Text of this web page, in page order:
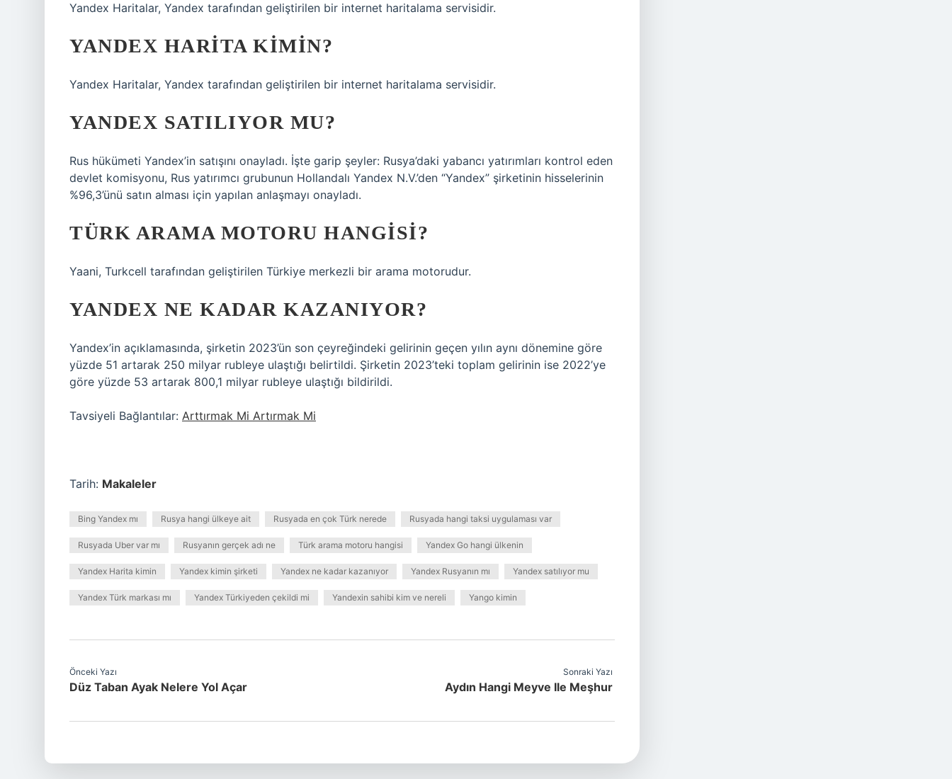
Yandex Haritalar, Yandex tarafından geliştirilen bir internet haritalama servisidir.
YANDEX HARITA KIMIN?
Yandex Haritalar, Yandex tarafından geliştirilen bir internet haritalama servisidir.
YANDEX SATILIYOR MU?
Rus hükümeti Yandex’in satışını onayladı. İşte garip şeyler: Rusya’daki yabancı yatırımları kontrol eden
devlet komisyonu, Rus yatırımcı grubunun Hollandalı Yandex N.V.’den “Yandex” şirketinin hisselerinin
%96,3’ünü satın alması için yapılan anlaşmayı onayladı.
TÜRK ARAMA MOTORU HANGISI?
Yaani, Turkcell tarafından geliştirilen Türkiye merkezli bir arama motorudur.
YANDEX NE KADAR KAZANIYOR?
Yandex’in açıklamasında, şirketin 2023’ün son çeyreğindeki gelirinin geçen yılın aynı dönemine göre
yüzde 51 artarak 250 milyar rubleye ulaştığı belirtildi. Şirketin 2023’teki toplam gelirinin ise 2022’ye
göre yüzde 53 artarak 800,1 milyar rubleye ulaştığı bildirildi.
Tavsiyeli Bağlantılar: Arttırmak Mi Artırmak Mi
Tarih: Makaleler
Bing Yandex mı Rusya hangi ülkeye ait Rusyada en çok Türk nerede Rusyada hangi taksi uygulaması var
Rusyada Uber var mı Rusyanın gerçek adı ne Türk arama motoru hangisi Yandex Go hangi ülkenin
Yandex Harita kimin Yandex kimin şirketi Yandex ne kadar kazanıyor Yandex Rusyanın mı Yandex satılıyor mu
Yandex Türk markası mı Yandex Türkiyeden çekildi mi Yandexin sahibi kim ve nereli Yango kimin
Önceki Yazı
Düz Taban Ayak Nelere Yol Açar
Sonraki Yazı
Aydın Hangi Meyve Ile Meşhur